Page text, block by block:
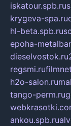
iskatour.spb.ru
krygeva-spa.ru
hl-beta.spb.ru
epoha-
dieselvostok.ru
regsmi.ru
h2o-salon.ru
tango-perm.ru
ankou.spb.ru